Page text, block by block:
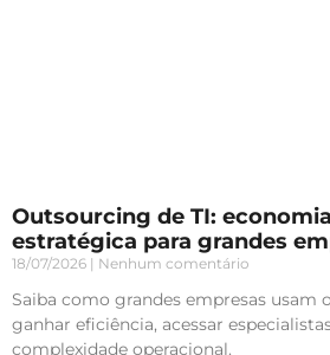
Outsourcing de TI:
estratégica para grandes
18/07/2026 Nenhum comentário
Saiba como grandes empresas usam
ganhar eficiência, acessar
complexidade operacional.